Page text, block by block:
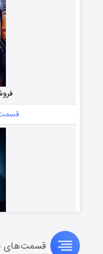
قسمت‌های